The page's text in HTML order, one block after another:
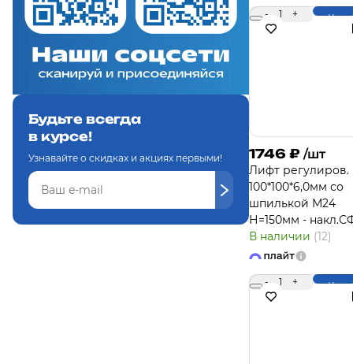
Будьте всегда
в курсе!
Узнавайте о скидках и акциях первыми!
- 1 +
1746 ₽ /шт
Лифт регулиров.
100*100*6,0мм со
шпилькой М24
Н=150мм -
В наличии (12)
- 1 +